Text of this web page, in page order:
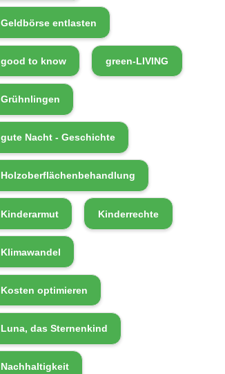
Geldbörse entlasten
good to know green-LIVING
Grühnlingen
gute Nacht - Geschichte
Holzoberflächenbehandlung
Kinderarmut Kinderrechte
Klimawandel
Kosten optimieren
Luna, das Sternenkind
Nachhaltigkeit